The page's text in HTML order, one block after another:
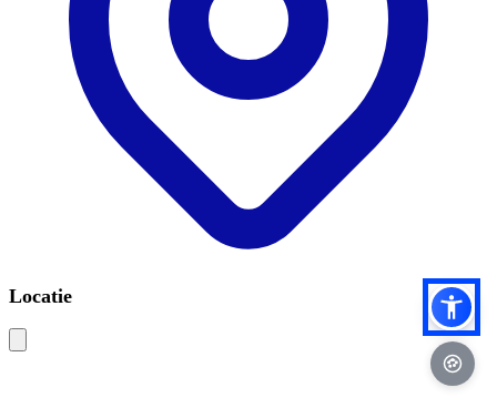
Locatie
Leaflet|©OSM